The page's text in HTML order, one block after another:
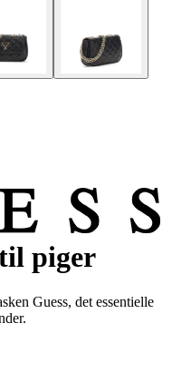
piger
Guess, det essentielle